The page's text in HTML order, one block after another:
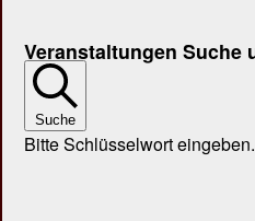
Veranstaltungen Suche
Suche
Bitte Schlüsselwort